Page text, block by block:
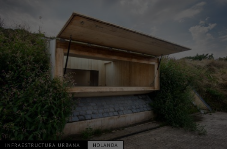
INFRAESTRUCTURA URBANA HOLANDA